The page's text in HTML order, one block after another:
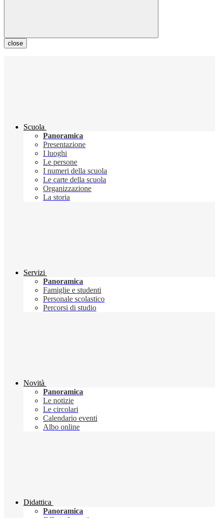
close
Scuola
Panoramica
Presentazione
I luoghi
Le persone
I numeri della scuola
Le carte della scuola
Organizzazione
La storia
Servizi
Panoramica
Famiglie e studenti
Personale scolastico
Percorsi di studio
Novità
Panoramica
Le notizie
Le circolari
Calendario eventi
Albo online
Didattica
Panoramica